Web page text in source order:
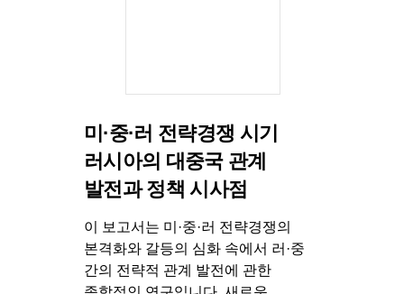
미·중·러 전략경쟁 시기
러시아의 대중국 관계
발전과 정책 시사점
이 보고서는 미·중·러 전략경쟁의
본격화와 갈등의 심화 속에서 러·중
간의 전략적 관계 발전에 관한